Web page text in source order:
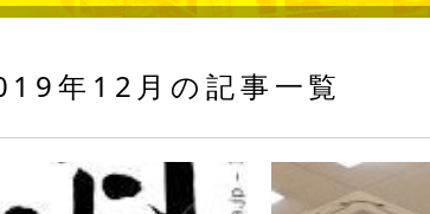
年12月の記事一覧